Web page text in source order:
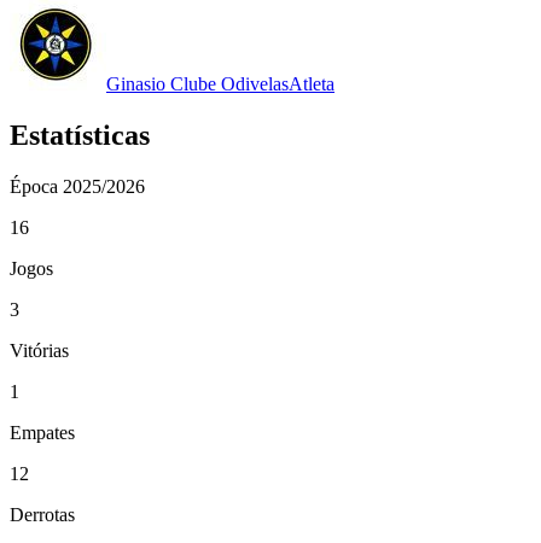
Ginasio Clube OdivelasAtleta
Estatísticas
Época 2025/2026
16
Jogos
3
Vitórias
1
Empates
12
Derrotas